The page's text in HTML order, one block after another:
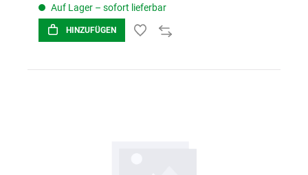
Auf Lager – sofort lieferbar
HINZUFÜGEN